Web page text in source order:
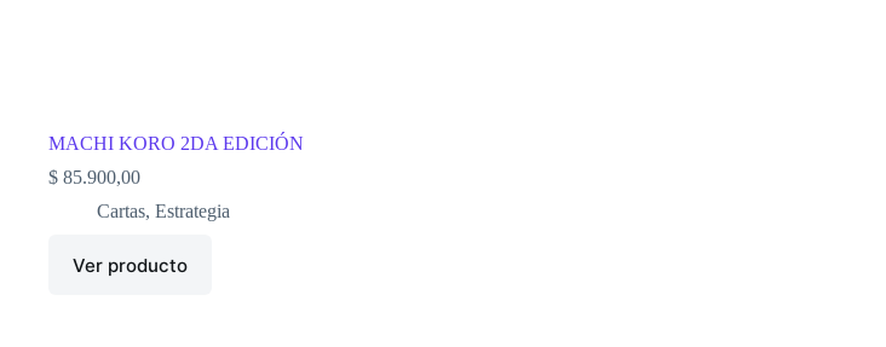
MACHI KORO 2DA EDICIÓN
$ 85.900,00
Cartas, Estrategia
Ver producto